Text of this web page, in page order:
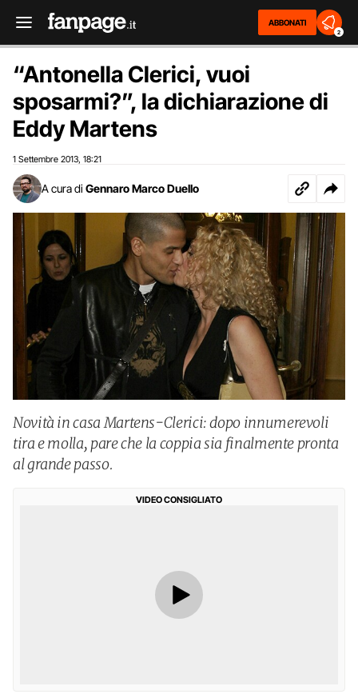
ABBONATI
2
“Antonella Clerici, vuoi
sposarmi?”, la dichiarazione di
Eddy Martens
1 Settembre 2013 18:21
A cura di Gennaro Marco Duello
Novità in casa Martens-Clerici: dopo innumerevoli
tira e molla, pare che la coppia sia finalmente pronta
al grande passo.
VIDEO CONSIGLIATO